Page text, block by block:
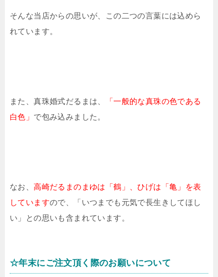
そんな当店からの思いが、この二つの言葉には込めら
れています。
また、真珠婚式だるまは、
「一般的な真珠の色である
白色」 で包み込みました。
なお、高崎だるまのまゆは「鶴」、ひげは「亀」を表
していますので、「いつまでも元気で長生きしてほし
い」との思いも含まれています。
☆年末にご注文頂く際のお願いについて